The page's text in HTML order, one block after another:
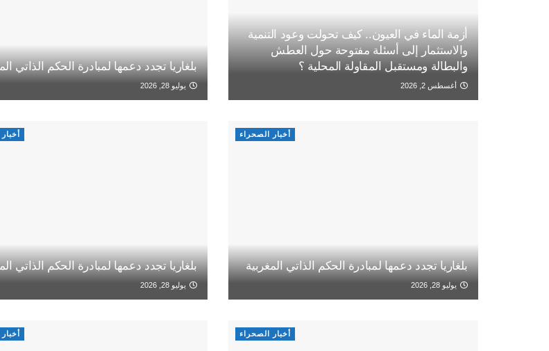
أزمة الماء في العيون.. كيف تحولت وعود التنمية
والاستثمار إلى أسئلة مفتوحة حول العطش
والبطالة ومستقبل المقاولة المحلية ؟
أغسطس 2, 2026
بلغاريا تجدد دعمها لمبادرة الحكم الذاتي
يوليو 28, 2026
أخبار الصحراء
بلغاريا تجدد دعمها لمبادرة الحكم الذاتي المغربية
يوليو 28, 2026
بلغاريا تجدد دعمها لمبادرة الحكم الذاتي
يوليو 28, 2026
أخبار الصحراء